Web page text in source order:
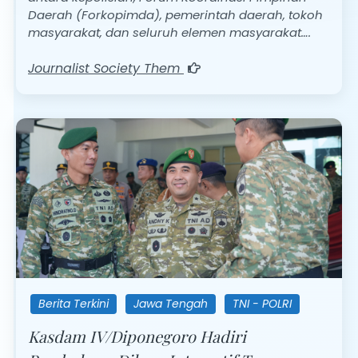
Daerah (Forkopimda), pemerintah daerah, tokoh
masyarakat, dan seluruh elemen masyarakat….
Journalist Society Them
Berita Terkini Jawa Tengah TNI - POLRI
Kasdam IV/Diponegoro Hadiri